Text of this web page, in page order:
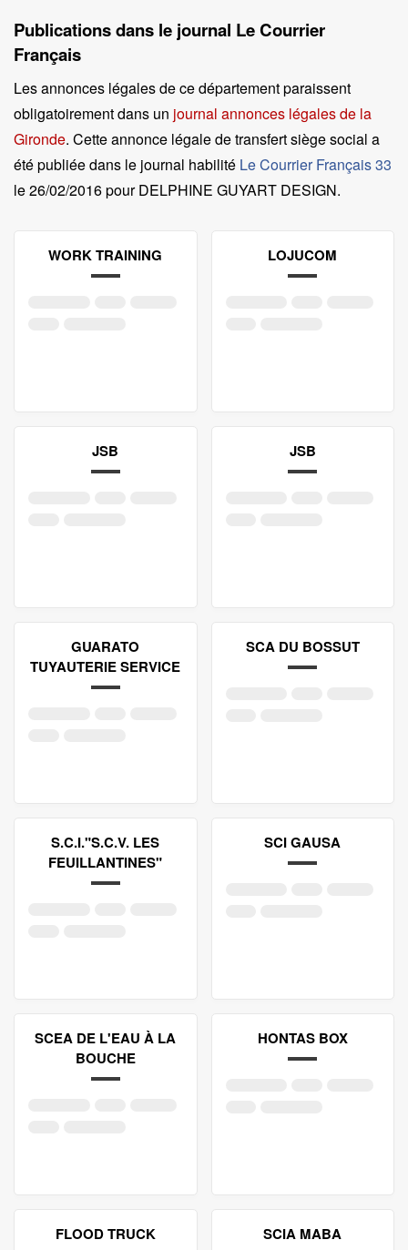
Publications dans le journal Le Courrier
Français
Les annonces légales de ce département paraissent
obligatoirement dans un journal annonces légales de la
Gironde. Cette annonce légale de transfert siège social a
été publiée dans le journal habilité Le Courrier Français 33
le26/02/2016 pour DELPHINE GUYART DESIGN.
WORK TRAINING LOJUCOM
JSB JSB
GUARATO
TUYAUTERIE SERVICE
SCA DU BOSSUT
S.C.I."S.C.V. LES
FEUILLANTINES"
SCI GAUSA
SCEA DE L'EAU À LA
BOUCHE
HONTAS BOX
FLOOD TRUCK SCIA MABA